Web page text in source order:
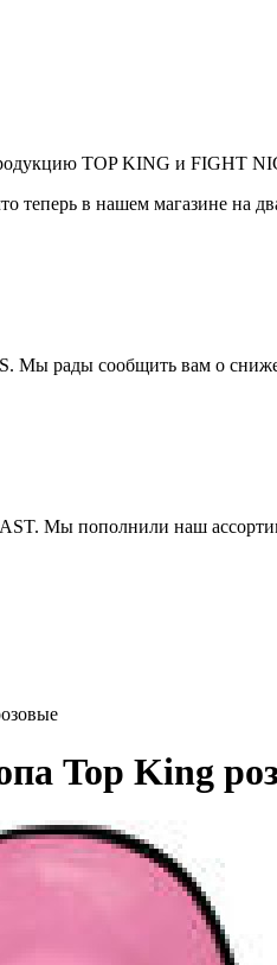
TOP KING и FIGHT
теперь в нашем магазине на
Мы рады сообщить вам о
Мы пополнили наш
Top King